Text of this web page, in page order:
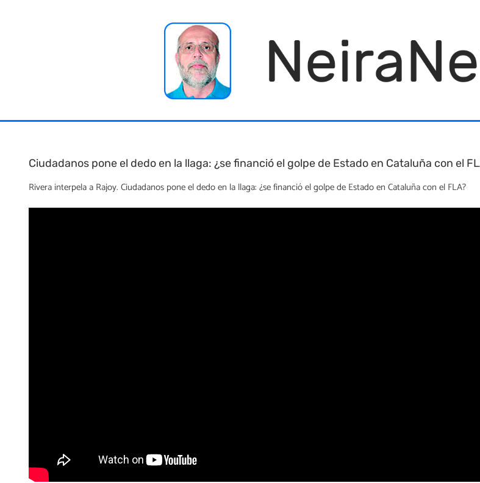
Ciudadanos pone el dedo en la llaga: ¿se financió el golpe de Estado en Cataluña con el
Rivera interpela a Rajoy. Ciudadanos pone el dedo en la llaga: ¿se financió el golpe de Estado en Cataluña con el FLA?